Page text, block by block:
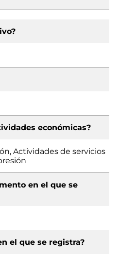
económicas?
Actividades de servicios
en el que se
el que se registra?